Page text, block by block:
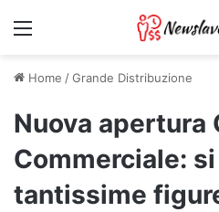
Menu
Home /Grande Distribuzione
Nuova apertura
Commerciale:
tantissime